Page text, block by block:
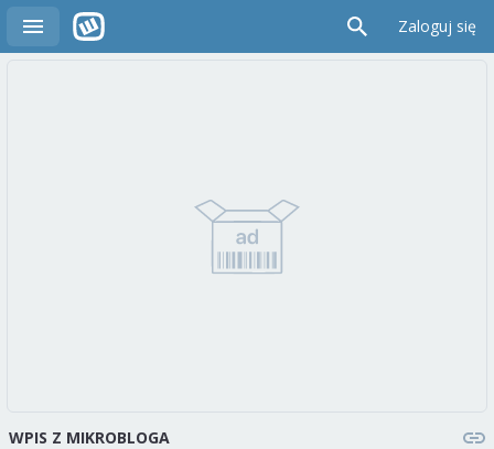
Zaloguj się
WPIS Z MIKROBLOGA